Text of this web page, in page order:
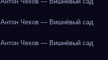
Антон Чехов — Вишнёвый сад
Антон Чехов — Вишнёвый сад